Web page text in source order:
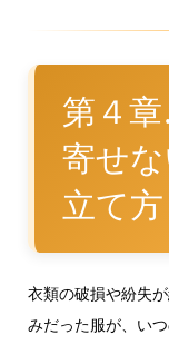
第４
寄せ
立て方
衣類の破損や紛失
みだった服が、い